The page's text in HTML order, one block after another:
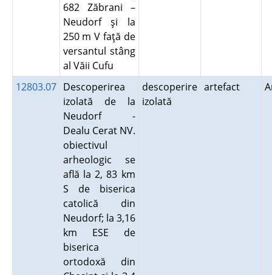
682 Zăbrani –
Neudorf şi la
250 m V faţă de
versantul stâng
al Văii Cufu
12803.07 Descoperirea
izolată de la
Neudorf -
Dealu Cerat NV.
obiectivul
arheologic se
află la 2, 83 km
S de biserica
catolică din
Neudorf; la 3,16
km ESE de
biserica
ortodoxă din
descoperire
izolată
artefact